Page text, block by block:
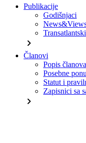
Publikacije
Godišnjaci
chevron_right
Članovi
Popis članova
Posebne
Statut i
Zapisnici sa
chevron_right